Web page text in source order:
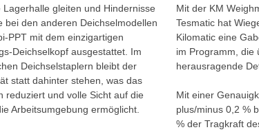
Mit der KM
Tesmatic hat
Kilomatic eine
im Programm, die
herausragende
Mit einer
plus/minus 0,2 %
% der Tragkraft
gleiten und Hindernisse
bei den anderen Deichselmodellen
PPT mit dem einzigartigen
Deichselkopf ausgestattet. Im
Deichselstaplern bleibt der
statt dahinter stehen, was das
reduziert und volle Sicht auf die
Arbeitsumgebung ermöglicht.